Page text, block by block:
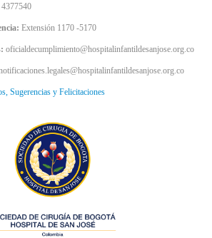
Extensión 1170 -5170
oficialdecumplimiento@hospitalinfantildesanjose.org.co
Sugerencias y Felicitaciones